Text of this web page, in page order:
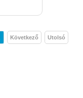
Következő Utolsó